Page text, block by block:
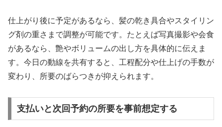
仕上がり後に予定があるなら、髪の乾き具合やスタイリン
グ剤の重さまで調整が可能です。たとえば写真撮影や会食
があるなら、艶やボリュームの出し方を具体的に伝えま
す。今日の動線を共有すると、工程配分や仕上げの手数が
変わり、所要のばらつきが抑えられます。
支払いと次回予約の所要を事前想定する